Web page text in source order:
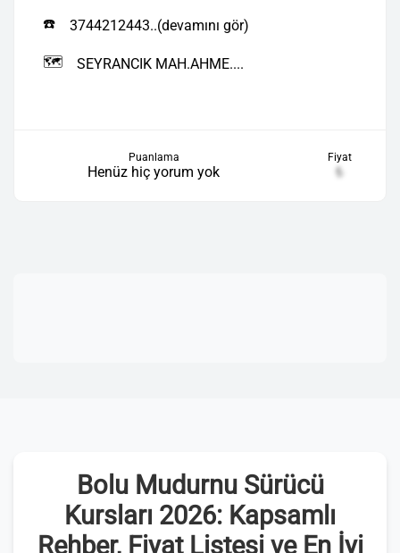
☎️ 3744212443..(devamını gör)
🗺️ SEYRANCIK MAH.AHME....
Puanlama
Henüz hiç yorum yok
Fiyat
₺
Bolu Mudurnu Sürücü
Kursları 2026: Kapsamlı
Rehber, Fiyat Listesi ve En İyi